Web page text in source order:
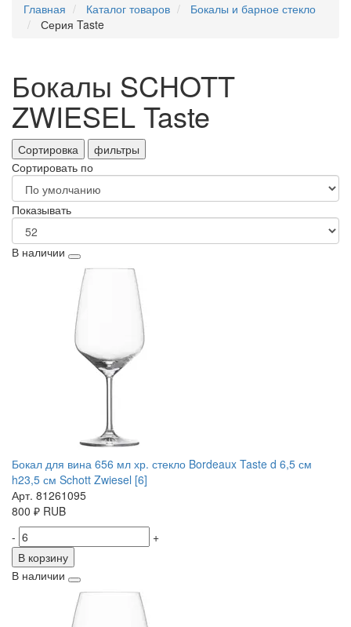
Главная
Каталог товаров
Бокалы и барное стекло
Серия Taste
Бокалы SCHOTT
ZWIESEL Taste
Сортировка
фильтры
Сортировать по
Показывать
В наличии
Бокал для вина 656 мл хр. стекло Bordeaux Taste d 6,5 см
h23,5 см Schott Zwiesel [6]
Арт. 81261095
800 ₽ RUB
-
+
В корзину
В наличии